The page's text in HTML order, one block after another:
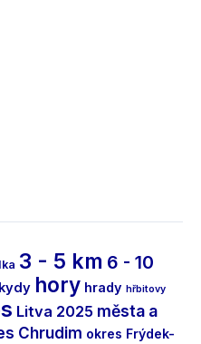
3 - 5 km 6 - 10
hory hrady hřbitovy
Litva 2025 města a
Chrudim okres Frýdek-